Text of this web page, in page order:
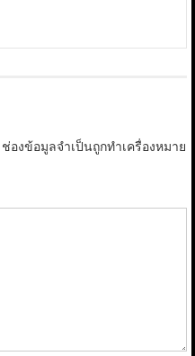
ช่องข้อมูลจำเป็นถูกทำเครื่องหมาย